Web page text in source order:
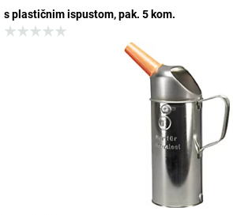
s plastičnim ispustom, pak. 5 kom.